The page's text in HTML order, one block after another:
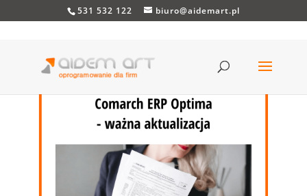
531 532 122 biuro@aidemart.pl